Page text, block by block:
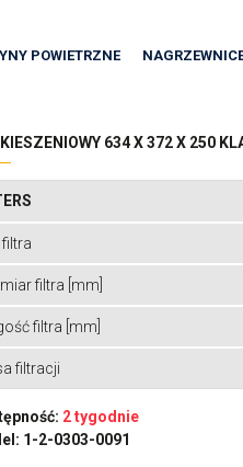
POWIETRZNE
KIESZENIOWY 634 X 372 X 250
filtra [mm]
filtra [mm]
filtracji
2 tygodnie
1-2-0303-0091